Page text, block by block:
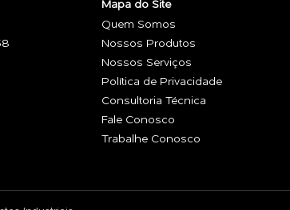
Mapa do Site
Quem Somos
Nossos Produtos
Nossos Serviços
Política de Privacidade
Consultoria Técnica
Fale Conosco
Trabalhe Conosco